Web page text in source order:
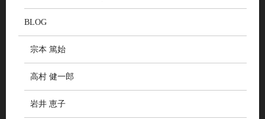
BLOG
宗本 篤始
高村 健一郎
岩井 恵子